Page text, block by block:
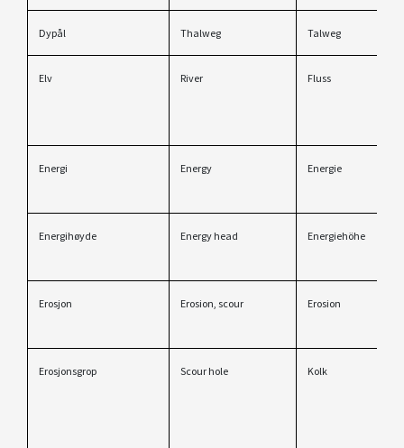
Dypål Thalweg Talweg
Elv River Fluss
Energi Energy Energie
Energihøyde Energy head Energiehöhe
Erosjon Erosion, scour Erosion
Erosjonsgrop Scour hole Kolk